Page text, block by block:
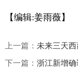
【编辑:姜雨薇】
上一篇： 未来三天
下一篇： 浙江新增确